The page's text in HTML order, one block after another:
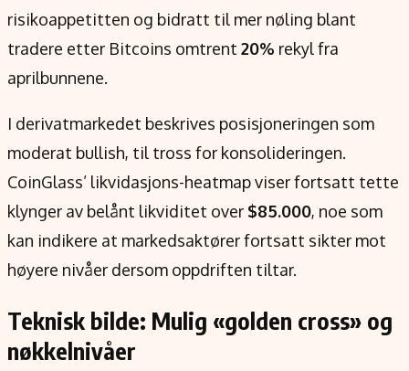
risikoappetitten og bidratt til mer nøling blant
tradere etter Bitcoins omtrent 20% rekyl fra
aprilbunnene.
I derivatmarkedet beskrives posisjoneringen som
moderat bullish, til tross for konsolideringen.
CoinGlass’ likvidasjons-heatmap viser fortsatt tette
klynger av belånt likviditet over $85.000, noe som
kan indikere at markedsaktører fortsatt sikter mot
høyere nivåer dersom oppdriften tiltar.
Teknisk bilde: Mulig «golden cross» og
nøkkelnivåer